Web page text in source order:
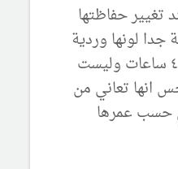
تغيير حفاظتها
لونها وردية
وهي تتبول كل ٣ الى ٤ ساعات وليست
انها تعاني من
حسب عمرها